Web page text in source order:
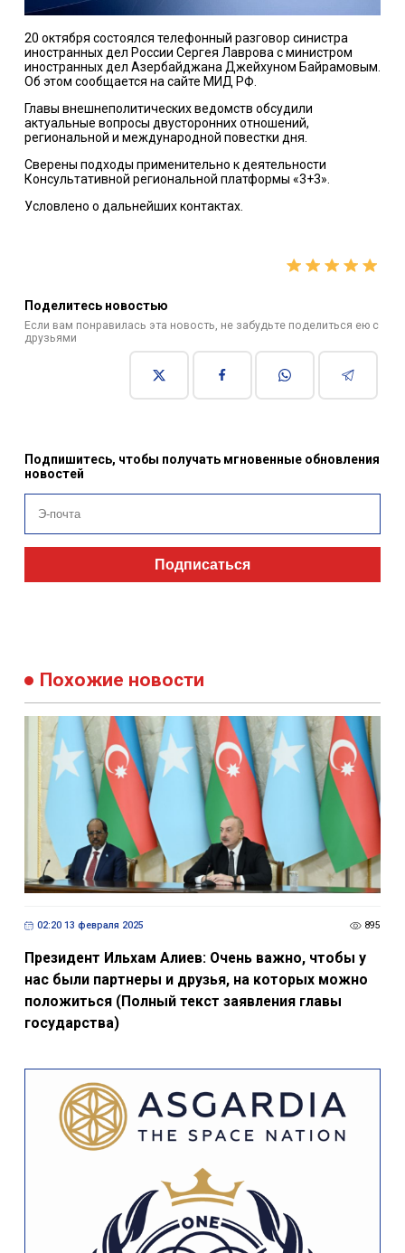
20 октября состоялся телефонный разговор синистра
иностранных дел России Сергея Лаврова с министром
иностранных дел Азербайджана Джейхуном Байрамовым.
Об этом сообщается на сайте МИД РФ.
Главы внешнеполитических ведомств обсудили
актуальные вопросы двусторонних отношений,
региональной и международной повестки дня.
Сверены подходы применительно к деятельности
Консультативной региональной платформы «3+3».
Условлено о дальнейших контактах.
Поделитесь новостью
Если вам понравилась эта новость, не забудьте поделиться ею с
друзьями
Подпишитесь, чтобы получать мгновенные обновления
новостей
Подписаться
Похожие новости
02:20 13 февраля 2025 895
Президент Ильхам Алиев: Очень важно, чтобы у
нас были партнеры и друзья, на которых можно
положиться (Полный текст заявления главы
государства)